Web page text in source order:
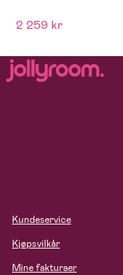
2 259 kr
Kundeservice
Kjøpsvilkår
Mine fakturaer